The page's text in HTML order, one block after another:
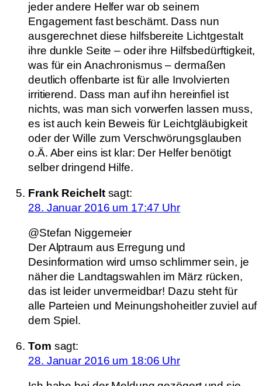
jeder andere Helfer war ob seinem
Engagement fast beschämt. Dass nun
ausgerechnet diese hilfsbereite Lichtgestalt
ihre dunkle Seite – oder ihre Hilfsbedürftigkeit,
was für ein Anachronismus – dermaßen
deutlich offenbarte ist für alle Involvierten
irritierend. Dass man auf ihn hereinfiel ist
nichts, was man sich vorwerfen lassen muss,
es ist auch kein Beweis für Leichtgläubigkeit
oder der Wille zum Verschwörungsglauben
o.Ä. Aber eins ist klar: Der Helfer benötigt
selber dringend Hilfe.
Frank Reichelt sagt:
28. Januar 2016 um 17:47 Uhr
@Stefan Niggemeier
Der Alptraum aus Erregung und
Desinformation wird umso schlimmer sein, je
näher die Landtagswahlen im März rücken,
das ist leider unvermeidbar! Dazu steht für
alle Parteien und Meinungshoheitler zuviel auf
dem Spiel.
Tom sagt:
28. Januar 2016 um 18:06 Uhr